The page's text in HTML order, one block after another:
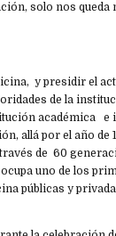
solo nos
y presidir el
de la
académica e
allá por el año
de 60
uno de los
públicas y